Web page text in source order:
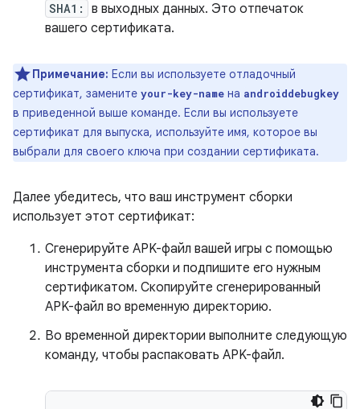
SHA1:
в выходных данных. Это отпечаток
вашего сертификата.
Примечание: Если вы используете отладочный
сертификат, замените your-key-name на androiddebugkey
в приведенной выше команде. Если вы используете
сертификат для выпуска, используйте имя, которое вы
выбрали для своего ключа при создании сертификата.
Далее убедитесь, что ваш инструмент сборки
использует этот сертификат:
Сгенерируйте APK-файл вашей игры с помощью
инструмента сборки и подпишите его нужным
сертификатом. Скопируйте сгенерированный
APK-файл во временную директорию.
Во временной директории выполните следующую
команду, чтобы распаковать APK-файл.